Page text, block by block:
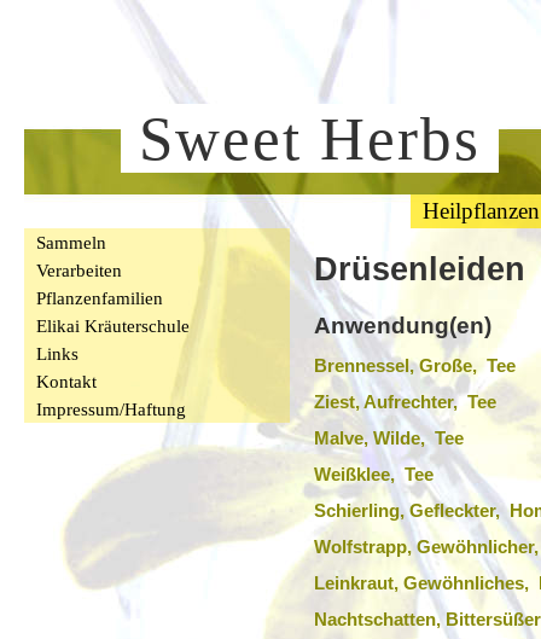
Sweet Herbs
Heilpflanzen
Sammeln
Verarbeiten
Pflanzenfamilien
Elikai Kräuterschule
Links
Kontakt
Impressum/Haftung
Drüsenleiden
Anwendung(en)
Brennessel, Große, Tee
Ziest, Aufrechter, Tee
Malve, Wilde, Tee
Weißklee, Tee
Schierling, Gefleckter,
Wolfstrapp,
Leinkraut, Gewöhnliches,
Nachtschatten,